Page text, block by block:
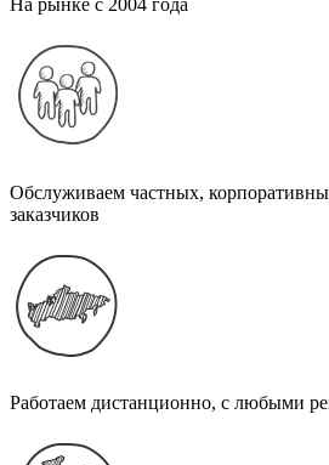
На рынке с 2004 года
Обслуживаем частных,
заказчиков
Работаем дистанционно, с любыми